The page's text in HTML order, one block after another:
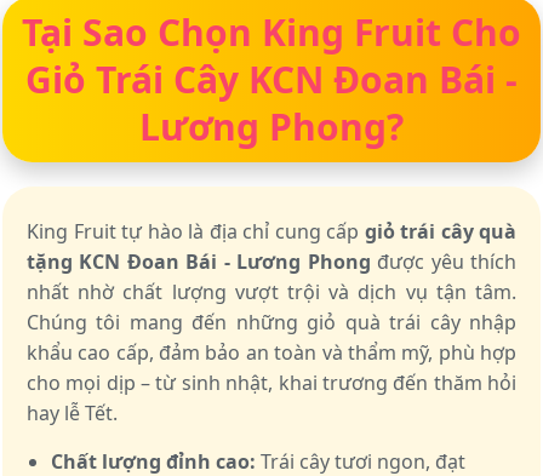
Tại Sao Chọn King Fruit Cho
Giỏ Trái Cây KCN Đoan Bái -
Lương Phong?
King Fruit tự hào là địa chỉ cung cấp giỏ trái cây quà
tặng KCN Đoan Bái - Lương Phong được yêu thích
nhất nhờ chất lượng vượt trội và dịch vụ tận tâm.
Chúng tôi mang đến những giỏ quà trái cây nhập
khẩu cao cấp, đảm bảo an toàn và thẩm mỹ, phù hợp
cho mọi dịp – từ sinh nhật, khai trương đến thăm hỏi
hay lễ Tết.
Chất lượng đỉnh cao: Trái cây tươi ngon, đạt